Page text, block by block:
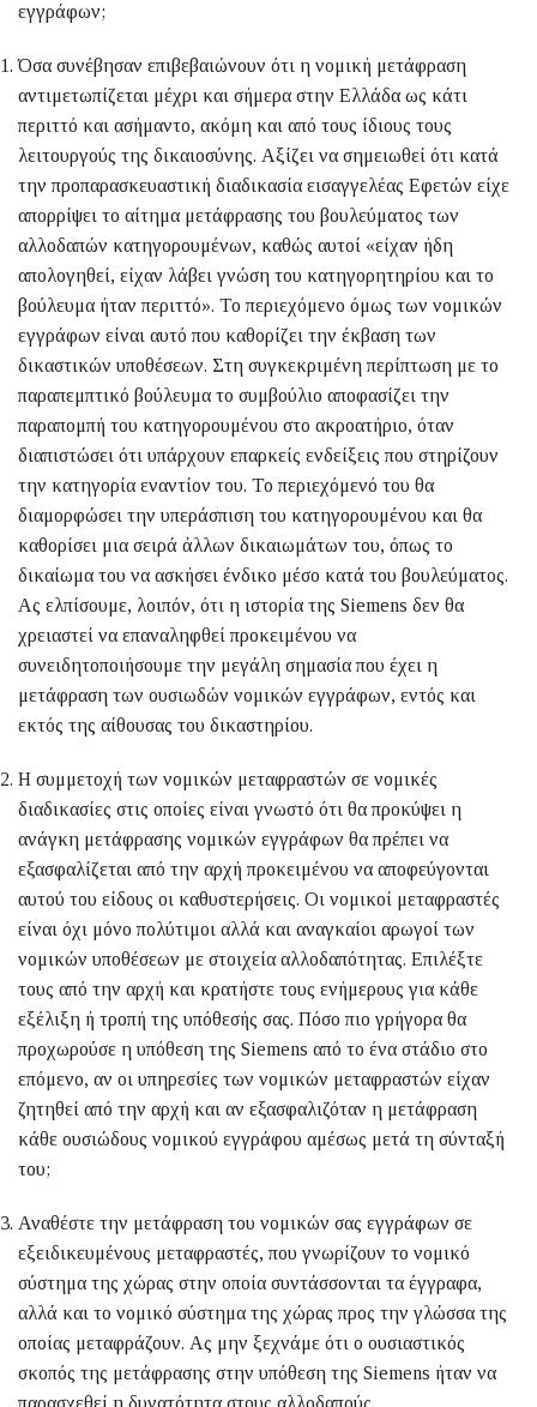
εγγράφων;
Όσα συνέβησαν επιβεβαιώνουν ότι η νομική μετάφραση
αντιμετωπίζεται μέχρι και σήμερα στην Ελλάδα ως κάτι
περιττό και ασήμαντο, ακόμη και από τους ίδιους τους
λειτουργούς της δικαιοσύνης. Αξίζει να σημειωθεί ότι κατά
την προπαρασκευαστική διαδικασία εισαγγελέας Εφετών είχε
απορρίψει το αίτημα μετάφρασης του βουλεύματος των
αλλοδαπών κατηγορουμένων, καθώς αυτοί «είχαν ήδη
απολογηθεί, είχαν λάβει γνώση του κατηγορητηρίου και το
βούλευμα ήταν περιττό». Το περιεχόμενο όμως των νομικών
εγγράφων είναι αυτό που καθορίζει την έκβαση των
δικαστικών υποθέσεων. Στη συγκεκριμένη περίπτωση με το
παραπεμπτικό βούλευμα το συμβούλιο αποφασίζει την
παραπομπή του κατηγορουμένου στο ακροατήριο, όταν
διαπιστώσει ότι υπάρχουν επαρκείς ενδείξεις που στηρίζουν
την κατηγορία εναντίον του. Το περιεχόμενό του θα
διαμορφώσει την υπεράσπιση του κατηγορουμένου και θα
καθορίσει μια σειρά άλλων δικαιωμάτων του, όπως το
δικαίωμα του να ασκήσει ένδικο μέσο κατά του βουλεύματος.
Ας ελπίσουμε, λοιπόν, ότι η ιστορία της Siemens δεν θα
χρειαστεί να επαναληφθεί προκειμένου να
συνειδητοποιήσουμε την μεγάλη σημασία που έχει η
μετάφραση των ουσιωδών νομικών εγγράφων, εντός και
εκτός της αίθουσας του δικαστηρίου.
Η συμμετοχή των νομικών μεταφραστών σε νομικές
διαδικασίες στις οποίες είναι γνωστό ότι θα προκύψει η
ανάγκη μετάφρασης νομικών εγγράφων θα πρέπει να
εξασφαλίζεται από την αρχή προκειμένου να αποφεύγονται
αυτού του είδους οι καθυστερήσεις. Οι νομικοί μεταφραστές
είναι όχι μόνο πολύτιμοι αλλά και αναγκαίοι αρωγοί των
νομικών υποθέσεων με στοιχεία αλλοδαπότητας. Επιλέξτε
τους από την αρχή και κρατήστε τους ενήμερους για κάθε
εξέλιξη ή τροπή της υπόθεσής σας. Πόσο πιο γρήγορα θα
προχωρούσε η υπόθεση της Siemens από το ένα στάδιο στο
επόμενο, αν οι υπηρεσίες των νομικών μεταφραστών είχαν
ζητηθεί από την αρχή και αν εξασφαλιζόταν η μετάφραση
κάθε ουσιώδους νομικού εγγράφου αμέσως μετά τη σύνταξή
του;
Αναθέστε την μετάφραση του νομικών σας εγγράφων σε
εξειδικευμένους μεταφραστές, που γνωρίζουν το νομικό
σύστημα της χώρας στην οποία συντάσσονται τα έγγραφα,
αλλά και το νομικό σύστημα της χώρας προς την γλώσσα της
οποίας μεταφράζουν. Ας μην ξεχνάμε ότι ο ουσιαστικός
σκοπός της μετάφρασης στην υπόθεση της Siemens ήταν να
παρασχεθεί η δυνατότητα στους αλλοδαπούς